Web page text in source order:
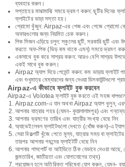
ব্যবহার করুন।
সপ্তাহের মাঝামাঝি সময়ে ভ্রমণ করুন: ছুটির দিনের
ফ্লাইটের ভাড়া সস্তা হয়।
প্রোমো খুঁজুন: Airpaz-এর পেজ এবং পেজে প্রোমো
অফারগুলোর জন্য নিয়মিত চেক করুন।
পিক সিজন এড়িয়ে চলুন: স্কুলের ছুটি, সরকারি ছুটি এবং
করতে অফ-পিক (ভিড় কম থাকে এমন) সময়ে ভ্রমণ
একসাথে বুক করে সাশ্রয় করুন: আরও বেশি সাশ্রয়
একই সাথে বুক করুন।
Airpaz অ্যাপ দিয়ে পেমেন্ট করুন: কম ভাড়ায় ফ্লাইট
এবং শুধুমাত্র মেম্বারদের জন্য দেওয়া ডিসকাউন্টগুলো
Airpaz-এ কীভাবে ফ্লাইট বুক করবেন
Airpaz-এ Volotea ফ্লাইট বুক করতে এই সহজ
Airpaz.com-এ যান অথবা Airpaz অ্যাপ খুলুন,
আপনার যাত্রার শহর (যেমন- কুয়ালালামপুর) এবং গন্তব্য
আপনার ভ্রমণের তারিখ এবং যাত্রীর সংখ্যা বেছে নিন
অ্যাভেইলেবল ফ্লাইটগুলো দেখতে (খোঁজ করুন)-এ
সেরা বিকল্পটি খুঁজে পেতে মূল্য, যাত্রার সময় বা
তারপর আপনার পছন্দের ফ্লাইটটি বেছে নিন
আপনার পাসপোর্ট বা আইডিতে ঠিক যেভাবে দেওয়া
জন্মতারিখ, জাতীয়তা এবং যোগাযোগের তথ্য)
প্রয়োজন হলে অতিরিক্ত পরিষেবা যোগ করুন, যেমন-